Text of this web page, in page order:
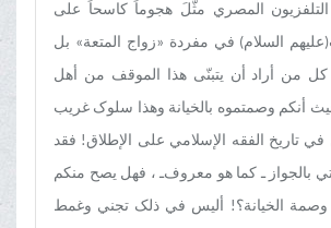
المصري مثَّلَ هجوماً کاسحاً علی
السلام) في مفردة «زواج المتعة» بل
من أراد أن یتبنّی هذا الموقف من أهل
أنکم وصمتموه بالخیانة وهذا سلوک غریب
تاریخ الفقه الإسلامي علی الإطلاق! فقد
بالجواز ـ کما هو معروف‌ـ ، فهل یصح منکم
وصمة الخیانة؟! ألیس في ذلک تجني وغمط